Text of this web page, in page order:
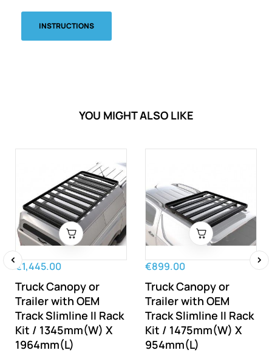
INSTRUCTIONS
YOU MIGHT ALSO LIKE
€1,445.00
Truck Canopy or
Trailer with OEM
Track Slimline II Rack
Kit / 1345mm(W) X
1964mm(L)
€899.00
Truck Canopy or
Trailer with OEM
Track Slimline II Rack
Kit / 1475mm(W) X
954mm(L)